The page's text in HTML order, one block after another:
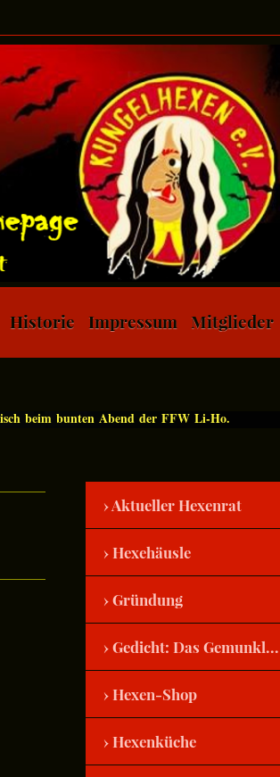
Historie Impressum Mitglieder
beim bunten Abend der FFW Li-Ho.
Aktueller Hexenrat
Hexehäusle
Gründung
Gedicht: Das Gemunkl...
Hexen-Shop
Hexenküche